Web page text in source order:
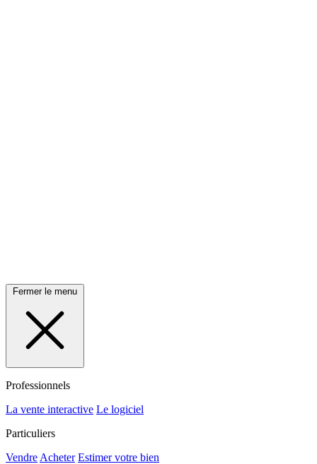
Fermer le menu
Professionnels
La vente interactive Le logiciel
Particuliers
Vendre Acheter Estimer votre bien